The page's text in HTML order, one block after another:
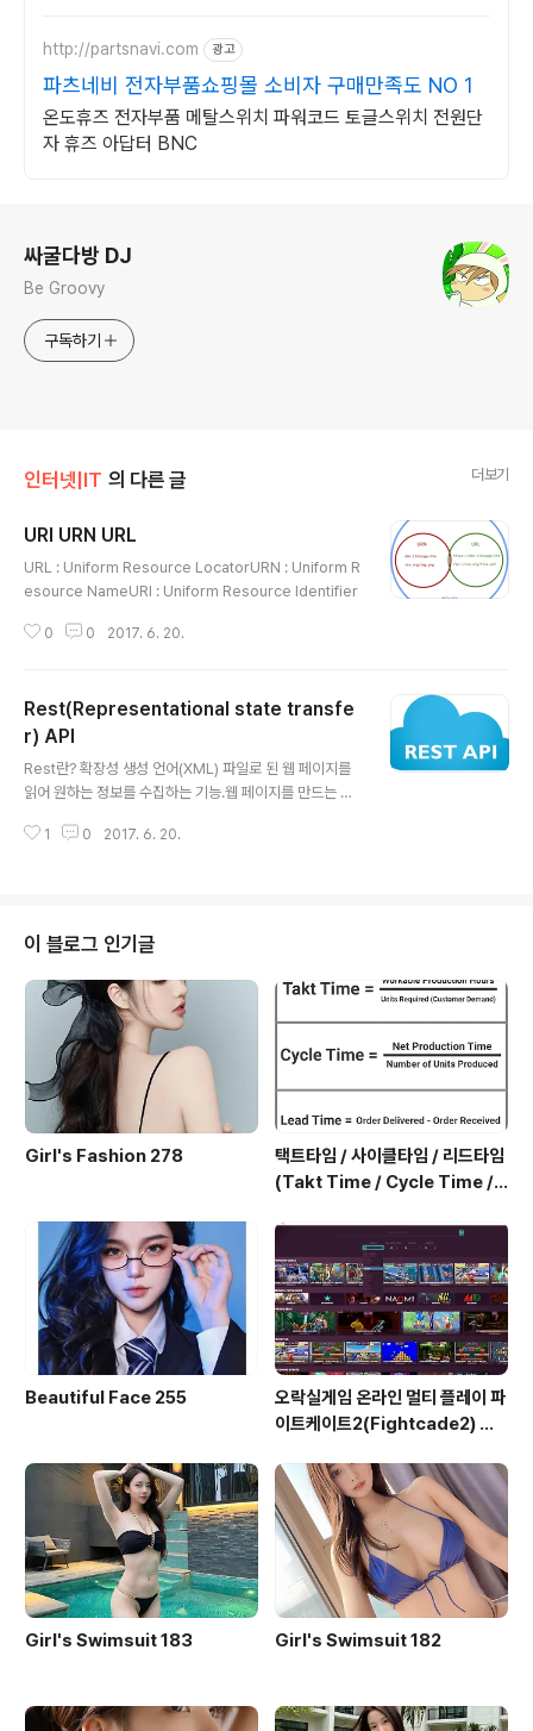
http://partsnavi.com 광고
파츠네비 전자부품쇼핑몰 소비자 구매만족도 NO 1
온도휴즈 전자부품 메탈스위치 파워코드 토글스위치 전원단
자 휴즈 아답터 BNC
싸굴다방 DJ
Be Groovy
구독하기
인터넷|IT 의 다른 글 더보기
URI URN URL
URL : Uniform Resource LocatorURN : Uniform R
esource NameURI : Uniform Resource Identifier
0 0 2017. 6. 20.
Rest(Representational state transfe
r) API
Rest란? 확장성 생성 언어(XML) 파일로 된 웹 페이지를
읽어 원하는 정보를 수집하는 기능.웹 페이지를 만드는 사
RL만 알면 웹 브라우저로 읽어 정보를 얻을 수 있다.하이퍼
RSS(RDF Site Summary)의 정보 편집 기능과 유사하
다.RSS는 자원 기술 개념(RDF)을 사용한다. Rest(Repr
esentational state transfer)를 있는 그대로 해석하면
표현을 통한 상태의 전이 라고 할수 있다. 여기서 표현이란
Http 요청 메시지와 거기에 해당하는 리소..
1 0 2017. 6. 20.
이 블로그 인기글
Girl's Fashion 278
택트타임 / 사이클타임 / 리드타임
(Takt Time / Cycle Time / L
Beautiful Face 255
오락실게임 온라인 멀티 플레이 파
이트케이트2(Fightcade2) 설
Girl's Swimsuit 183 Girl's Swimsuit 182